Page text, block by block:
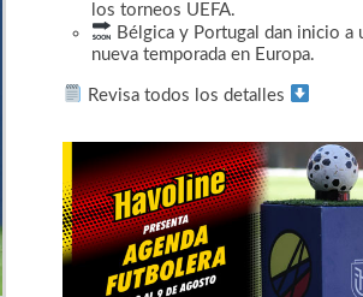
los torneos UEFA.
Bélgica y Portugal dan inicio a
nueva temporada en Europa.
Revisa todos los detalles